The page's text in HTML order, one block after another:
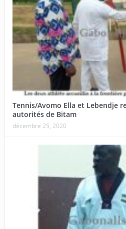
Tennis/Avomo Ella et Lebendje
autorités de Bitam
décembre 25, 2020